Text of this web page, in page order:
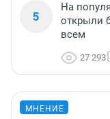
5
На
открыли
всем
27 293
МНЕНИЕ